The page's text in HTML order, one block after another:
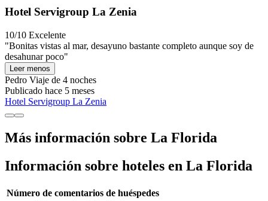
Hotel Servigroup La Zenia
10/10 Excelente
"Bonitas vistas al mar, desayuno bastante completo aunque soy de
desahunar poco"
Leer menos
Pedro Viaje de 4 noches
Publicado hace 5 meses
Hotel Servigroup La Zenia
Más información sobre La Florida
Información sobre hoteles en La Florida
Número de comentarios de huéspedes